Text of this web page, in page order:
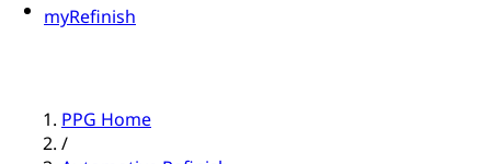
myRefinish
PPG Home
/